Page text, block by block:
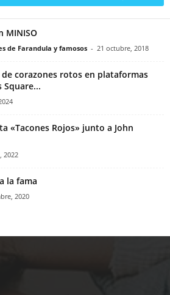
MINISO
de Farandula y famosos - 21 octubre, 2018
corazones rotos en plataformas
Square...
«Tacones Rojos» junto a John
2022
la fama
2020